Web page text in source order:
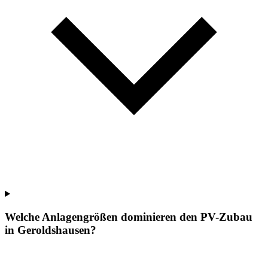
Welche Anlagengrößen dominieren den PV-Zubau
in Geroldshausen?